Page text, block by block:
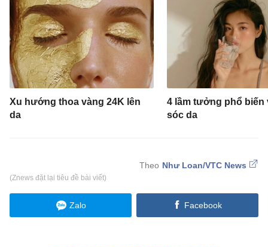
Xu hướng thoa vàng 24K lên
da
4 lầm tưởng phổ biến
sóc da
Như Loan/VTC News
(Znews đặt lại tiêu đề bài viết)
Zalo Facebook